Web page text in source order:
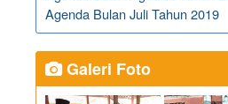
Agenda Bulan Juli Tahun 2019
Galeri Foto